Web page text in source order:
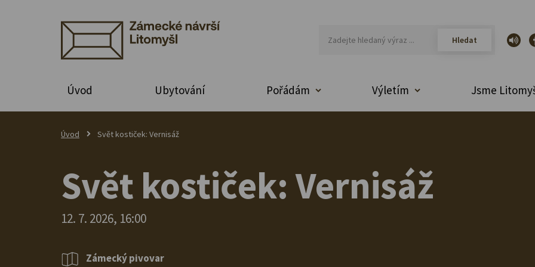
Úvod Ubytování Pořádám Výletím Jsme
Úvod Svět kostiček: Vernisáž
Svět kostiček: Vernisáž
12. 7. 2026, 16:00
Zámecký pivovar